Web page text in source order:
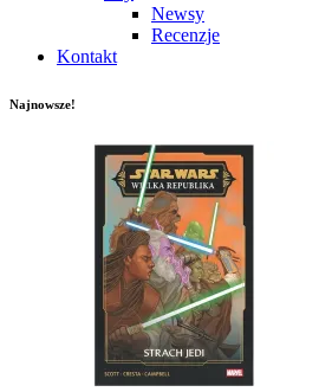
Newsy
Recenzje
Kontakt
Najnowsze!